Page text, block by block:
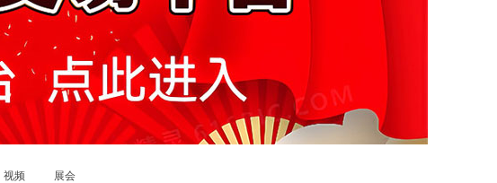
视频 展会